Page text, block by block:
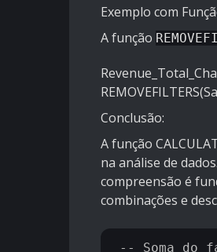
Exemplo com
A função
Conclusão:
A função
na análise de
compreensão é
combinações e
-- Soma do